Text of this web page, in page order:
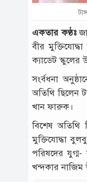
একতার কণ্ঠঃ
বীর
ক্যাডেট স্কুলের
সংর্বধনা
অতিথি ছিলেন
খান ফারুক।
বিশেষ অতিথি
মুক্তিযোদ্ধা
পরিষদের যুগ্ম-
খন্দকার নাজিম